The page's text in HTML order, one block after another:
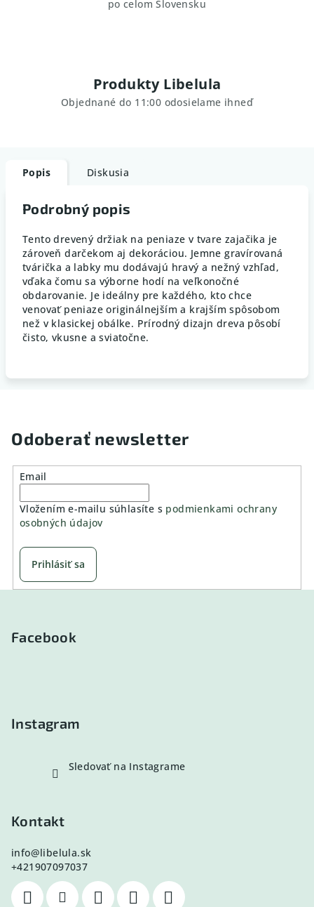
po celom Slovensku
Produkty Libelula
Objednané do 11:00 odosielame ihneď
Popis Diskusia
Podrobný popis
Tentodrevený držiak na peniaze v tvarezajačika je
zároveňdarčekom ajdekoráciou. Jemnegravírovaná
tvárička a labky mudodávajú hravýa nežnývzhľad,
vďakačomusa výborne hodí naveľkonočné
obdarovanie. Je ideálny pre každého, ktochce
venovať peniazeoriginálnejšíma krajšímspôsobom
než v klasickejobálke. Prírodnýdizajndreva pôsobí
čisto, vkusne asviatočne.
Odoberať newsletter
Email
Vložením e-mailu súhlasíte s podmienkami ochrany
osobných údajov
Prihlásiť sa
Facebook
Instagram
Sledovať na Instagrame
Kontakt
info@libelula.sk
+421907097037